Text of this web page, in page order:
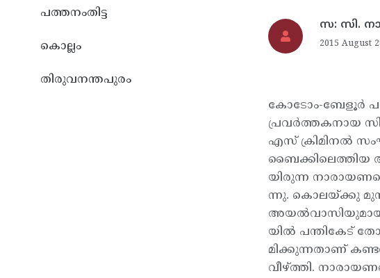
പത്തനംതിട്ട
കൊല്ലം
തിരുവനന്തപുരം
സ: സി.
2015 August
കോടോം-ബേളൂര്‍
പ്രവര്‍ത്തകനായ
എസ് ക്രിമിനല്‍
ബൈക്കിലെത്തിയ
യിരുന്ന
ന്നു. കൊലയ്ക്കു
അയല്‍വാസിയുമായ
യില്‍ പന്തികേട്
മിക്കുന്നതാണ്
വീഴ്ത്തി.